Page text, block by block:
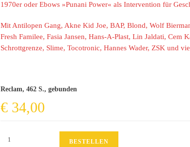
1970er oder Ebows »Punani Power« als Intervention für
Mit Antilopen Gang, Akne Kid Joe, BAP, Blond, Wolf
Fresh Familee, Fasia Jansen, Hans-A-Plast, Lin Jaldati, Cem
Schrottgrenze, Slime, Tocotronic, Hannes Wader, ZSK und
Reclam, 462 S., gebunden
€ 34,00
Keine
BESTELLEN